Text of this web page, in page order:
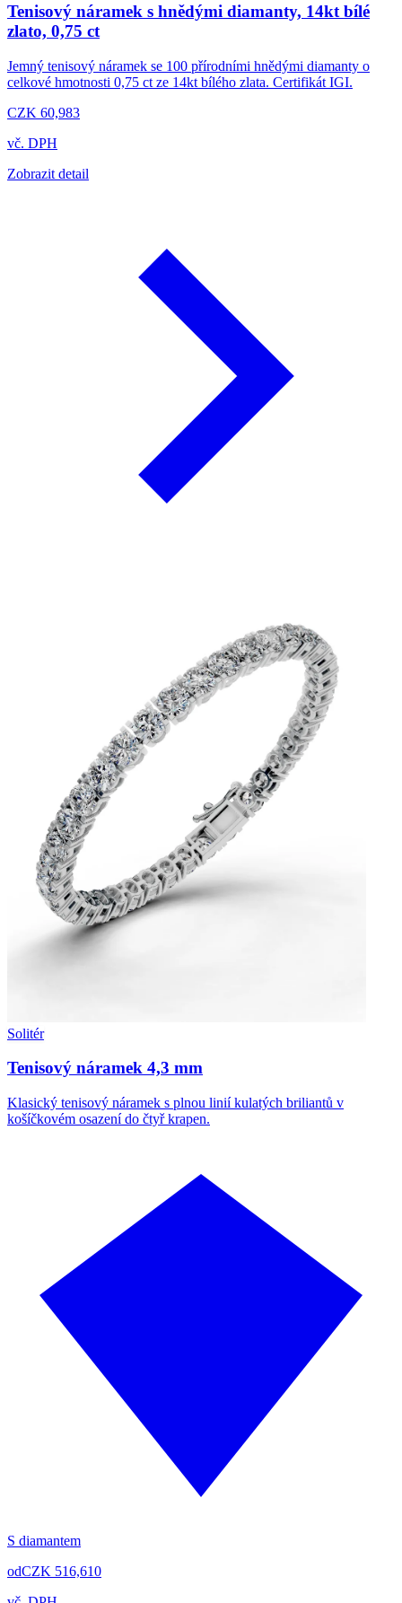
Tenisový náramek s hnědými diamanty, 14kt bílé
zlato, 0,75 ct
Jemný tenisový náramek se 100 přírodními hnědými diamanty o
celkové hmotnosti 0,75 ct ze 14kt bílého zlata. Certifikát IGI.
CZK 60,983
vč. DPH
Zobrazit detail
Solitér
Tenisový náramek 4,3 mm
Klasický tenisový náramek s plnou linií kulatých briliantů v
košíčkovém osazení do čtyř krapen.
S diamantem
odCZK 516,610